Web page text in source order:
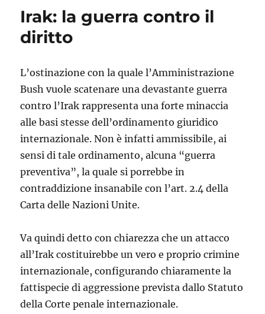
Irak: la guerra contro il
diritto
L’ostinazione con la quale l’Amministrazione
Bush vuole scatenare una devastante guerra
contro l’Irak rappresenta una forte minaccia
alle basi stesse dell’ordinamento giuridico
internazionale. Non è infatti ammissibile, ai
sensi di tale ordinamento, alcuna “guerra
preventiva”, la quale si porrebbe in
contraddizione insanabile con l’art. 2.4 della
Carta delle Nazioni Unite.
Va quindi detto con chiarezza che un attacco
all’Irak costituirebbe un vero e proprio crimine
internazionale, configurando chiaramente la
fattispecie di aggressione prevista dallo Statuto
della Corte penale internazionale.